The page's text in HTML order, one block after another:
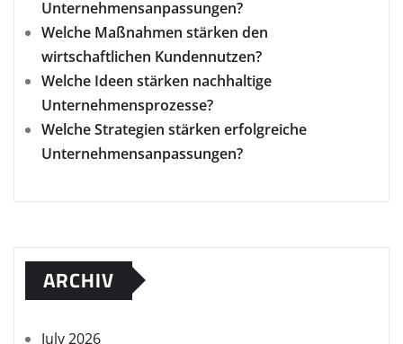
Unternehmensanpassungen?
Welche Maßnahmen stärken den
wirtschaftlichen Kundennutzen?
Welche Ideen stärken nachhaltige
Unternehmensprozesse?
Welche Strategien stärken erfolgreiche
Unternehmensanpassungen?
ARCHIV
July 2026